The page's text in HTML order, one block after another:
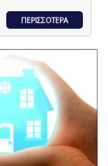
ΠΕΡΙΣΣΟΤΕΡΑ